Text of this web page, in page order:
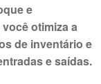
e
otimiza a
de inventário e
e saídas.